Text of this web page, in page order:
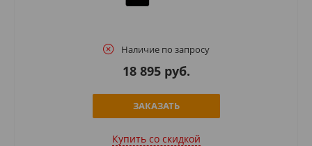
Наличие по запросу
18 895 руб.
ЗАКАЗАТЬ
Купить cо скидкой